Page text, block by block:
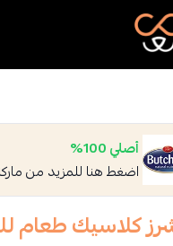
أصلي 100%
اضغط هنا للمزيد من
كلاسيك طعام